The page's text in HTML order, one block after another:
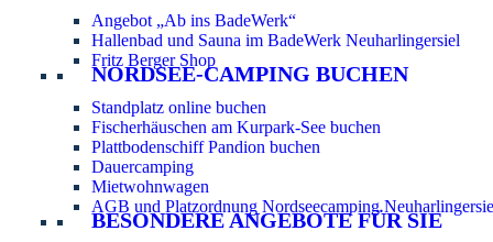
Angebot „Ab ins BadeWerk“
Hallenbad und Sauna im BadeWerk Neuharlingersiel
Fritz Berger Shop
NORDSEE-CAMPING BUCHEN
Standplatz online buchen
Fischerhäuschen am Kurpark-See buchen
Plattbodenschiff Pandion buchen
Dauercamping
Mietwohnwagen
AGB und Platzordnung Nordseecamping
BESONDERE ANGEBOTE FÜR SIE